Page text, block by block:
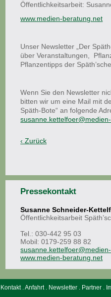
Öffentlichkeitsarbeit:
www.medien-beratung.net
Unser Newsletter „Der
über Veranstaltungen,
Pflanzentipps der
Wenn Sie den Newsletter
bitten wir um eine Mail mit
Späth-Bote“ an folgende
Pressekontakt
Susanne Schneider-
Öffentlichkeitsarbeit
Tel.: 030-442 95 03
Mobil: 0179-259 88 82
www.medien-beratung.net
Kontakt.Anfahrt. Newsletter . Partner .